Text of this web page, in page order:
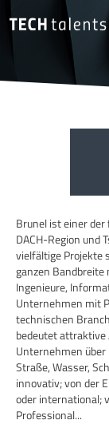
Brunel ist einer
DACH-Region und
vielfältige Projekte
ganzen Bandbreite
Ingenieure,
Unternehmen mit
technischen
bedeutet
Unternehmen über
Straße, Wasser,
innovativ; von der
oder international;
Professional...